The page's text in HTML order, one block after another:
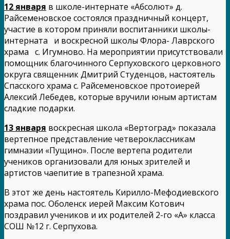
12 января в школе-интернате «Абсолют» д.
Райсеменовское состоялся праздничный концерт,
участие в котором приняли воспитанники школы-
интерната и воскресной школы Флора- Лаврского
храма с. Игумново. На мероприятии присутствовали
помощник благочинного Серпуховского церковного
округа священник Дмитрий Студенцов, настоятель
Спасского храма с. Райсеменовское протоиерей
Алексий Лебедев, которые вручили юным артистам
сладкие подарки.
13 января воскресная школа «Вертоград» показала
вертепное представление четвероклассникам
гимназии «Пущино». После вертепа родители
учеников организовали для юных зрителей и
артистов чаепитие в трапезной храма.
В этот же день настоятель Кирилло-Мефодиевского
храма пос. Оболенск иерей Максим Котович
поздравил учеников и их родителей 2-го «А» класса
СОШ №12 г. Серпухова.